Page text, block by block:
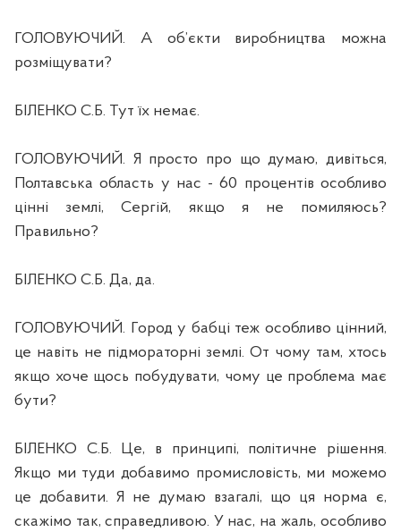
ГОЛОВУЮЧИЙ. А об’єкти виробництва можна
розміщувати?
БІЛЕНКО С.Б. Тут їх немає.
ГОЛОВУЮЧИЙ. Я просто про що думаю, дивіться,
Полтавська область у нас - 60 процентів особливо
цінні землі, Сергій, якщо я не помиляюсь?
Правильно?
БІЛЕНКО С.Б. Да, да.
ГОЛОВУЮЧИЙ. Город у бабці теж особливо цінний,
це навіть не підмораторні землі. От чому там, хтось
якщо хоче щось побудувати, чому це проблема має
бути?
БІЛЕНКО С.Б. Це, в принципі, політичне рішення.
Якщо ми туди добавимо промисловість, ми можемо
це добавити. Я не думаю взагалі, що ця норма є,
скажімо так, справедливою. У нас, на жаль, особливо